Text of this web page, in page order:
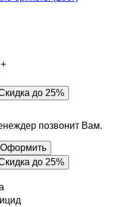
+
до 25%
позвонит Вам.
Оформить
до 25%